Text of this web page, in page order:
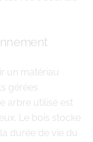
un matériau
gérées
arbre utilisé est
Le bois stocke
durée de vie du